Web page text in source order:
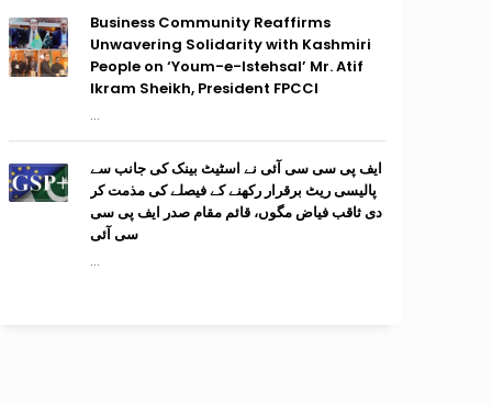
Business Community Reaffirms
Unwavering Solidarity with Kashmiri
People on ‘Youm-e-Istehsal’ Mr. Atif
Ikram Sheikh, President FPCCI
...
ایف پی سی سی آئی نے اسٹیٹ بینک کی جانب سے
پالیسی ریٹ برقرار رکھنے کے فیصلے کی مذمت کر
دی ثاقب فیاض مگوں، قائم مقام صدر ایف پی سی
سی آئی
...